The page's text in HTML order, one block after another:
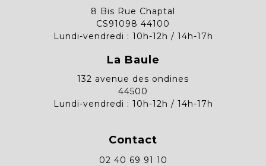
8 Bis Rue Chaptal
CS91098 44100
Lundi-vendredi : 10h-12h / 14h-17h
La Baule
132 avenue des ondines
44500
Lundi-vendredi : 10h-12h / 14h-17h
Contact
02 40 69 91 10